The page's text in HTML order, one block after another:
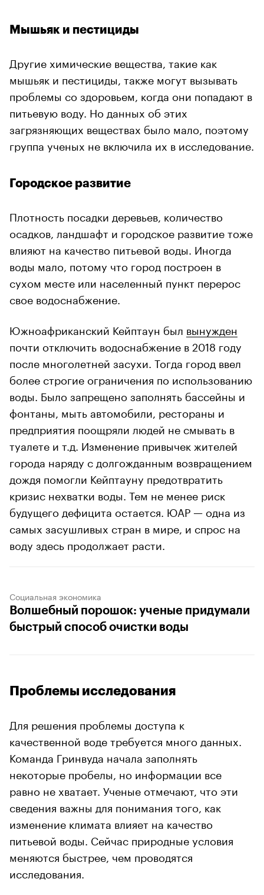
Мышьяк и пестициды
Другие химические вещества, такие как
мышьяк и пестициды, также могут вызывать
проблемы со здоровьем, когда они попадают в
питьевую воду. Но данных об этих
загрязняющих веществах было мало, поэтому
группа ученых не включила их в исследование.
Городское развитие
Плотность посадки деревьев, количество
осадков, ландшафт и городское развитие тоже
влияют на качество питьевой воды. Иногда
воды мало, потому что город построен в
сухом месте или населенный пункт перерос
свое водоснабжение.
Южноафриканский Кейптаун был вынужден
почти отключить водоснабжение в 2018 году
после многолетней засухи. Тогда город ввел
более строгие ограничения по использованию
воды. Было запрещено заполнять бассейны и
фонтаны, мыть автомобили, рестораны и
предприятия поощряли людей не смывать в
туалете и т.д. Изменение привычек жителей
города наряду с долгожданным возвращением
дождя помогли Кейптауну предотвратить
кризис нехватки воды. Тем не менее риск
будущего дефицита остается. ЮАР — одна из
самых засушливых стран в мире, и спрос на
воду здесь продолжает расти.
Социальная экономика
Волшебный порошок: ученые придумали
быстрый способ очистки воды
Проблемы исследования
Для решения проблемы доступа к
качественной воде требуется много данных.
Команда Гринвуда начала заполнять
некоторые пробелы, но информации все
равно не хватает. Ученые отмечают, что эти
сведения важны для понимания того, как
изменение климата влияет на качество
питьевой воды. Сейчас природные условия
меняются быстрее, чем проводятся
исследования.